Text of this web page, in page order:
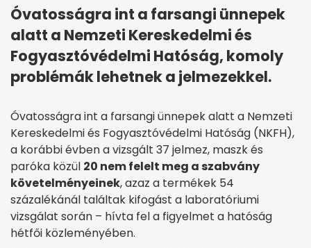
Óvatosságra int a farsangi ünnepek
alatt a Nemzeti Kereskedelmi és
Fogyasztóvédelmi Hatóság, komoly
problémák lehetnek a jelmezekkel.
Óvatosságra int a farsangi ünnepek alatt a Nemzeti
Kereskedelmi és Fogyasztóvédelmi Hatóság (NKFH),
a korábbi évben a vizsgált 37 jelmez, maszk és
paróka közül 20 nem felelt meg a szabvány
követelményeinek, azaz a termékek 54
százalékánál találtak kifogást a laboratóriumi
vizsgálat során – hívta fel a figyelmet a hatóság
hétfői közleményében.